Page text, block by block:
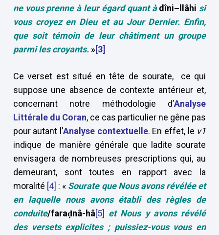
ne vous prenne à leur égard quant àdîni–llâhi si
vous croyez en Dieu et au Jour Dernier. Enfin,
que soit témoin de leur châtiment un groupe
parmi les croyants. »[3]
Ce verset est situé en tête de sourate, ce qui
suppose une absence de contexte antérieur et,
concernant notre méthodologie d’Analyse
Littérale du Coran, ce cas particulier ne gêne pas
pour autant l’Analyse contextuelle. En effet, le v1
indique de manière générale que ladite sourate
envisagera de nombreuses prescriptions qui, au
demeurant, sont toutes en rapport avec la
moralité [4] : « Sourate que Nous avons révélée et
en laquelle nous avons établi des règles de
conduite/faraḍnâ-hâ[5] et Nous y avons révélé
des versets explicites ; puissiez-vous vous en